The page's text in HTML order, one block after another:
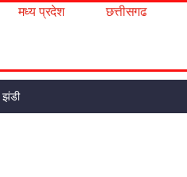
मध्य प्रदेश छत्तीसगढ
झंडी